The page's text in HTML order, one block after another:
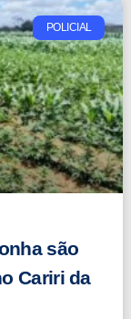
POLICIAL
são
Cariri da